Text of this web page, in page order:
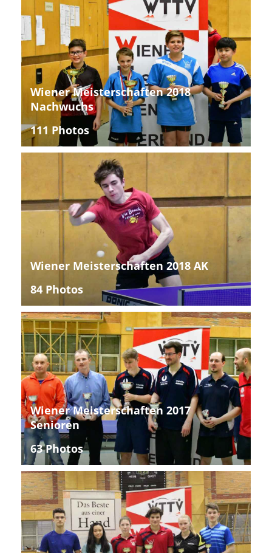
Wiener Meisterschaften 2018
Nachwuchs
111 Photos
Wiener Meisterschaften 2018 AK
84 Photos
Wiener Meisterschaften 2017
Senioren
63 Photos